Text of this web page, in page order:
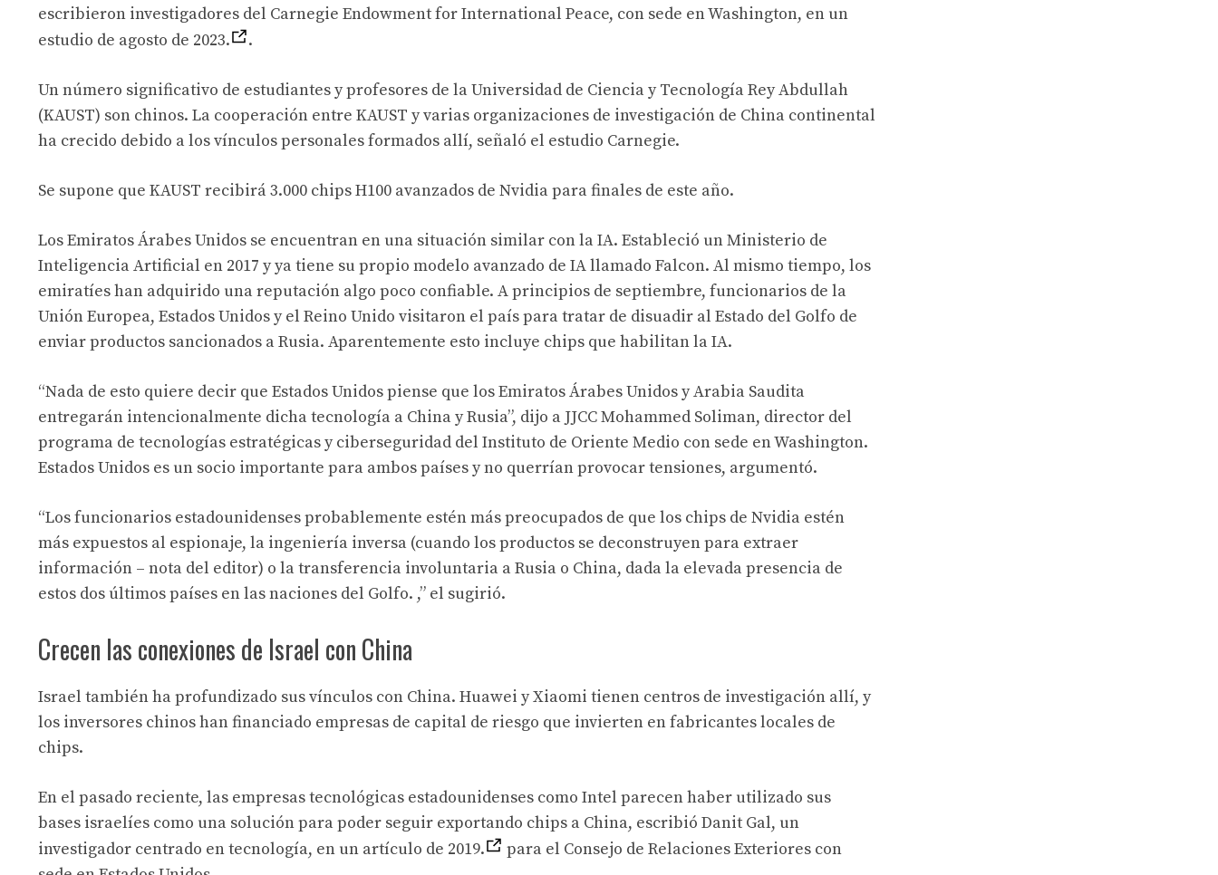
escribieron investigadores del Carnegie Endowment for International Peace, con sede en Washington, en un
estudio de agosto de 2023.
.
Un número significativo de estudiantes y profesores de la Universidad de Ciencia y Tecnología Rey Abdullah
(KAUST) son chinos. La cooperación entre KAUST y varias organizaciones de investigación de China continental
ha crecido debido a los vínculos personales formados allí, señaló el estudio Carnegie.
Se supone que KAUST recibirá 3.000 chips H100 avanzados de Nvidia para finales de este año.
Los Emiratos Árabes Unidos se encuentran en una situación similar con la IA. Estableció un Ministerio de
Inteligencia Artificial en 2017 y ya tiene su propio modelo avanzado de IA llamado Falcon. Al mismo tiempo, los
emiratíes han adquirido una reputación algo poco confiable. A principios de septiembre, funcionarios de la
Unión Europea, Estados Unidos y el Reino Unido visitaron el país para tratar de disuadir al Estado del Golfo de
enviar productos sancionados a Rusia. Aparentemente esto incluye chips que habilitan la IA.
“Nada de esto quiere decir que Estados Unidos piense que los Emiratos Árabes Unidos y Arabia Saudita
entregarán intencionalmente dicha tecnología a China y Rusia”, dijo a JJCC Mohammed Soliman, director del
programa de tecnologías estratégicas y ciberseguridad del Instituto de Oriente Medio con sede en Washington.
Estados Unidos es un socio importante para ambos países y no querrían provocar tensiones, argumentó.
“Los funcionarios estadounidenses probablemente estén más preocupados de que los chips de Nvidia estén
más expuestos al espionaje, la ingeniería inversa (cuando los productos se deconstruyen para extraer
información – nota del editor) o la transferencia involuntaria a Rusia o China, dada la elevada presencia de
estos dos últimos países en las naciones del Golfo. ,” el sugirió.
Crecen las conexiones de Israel con China
Israel también ha profundizado sus vínculos con China. Huawei y Xiaomi tienen centros de investigación allí, y
los inversores chinos han financiado empresas de capital de riesgo que invierten en fabricantes locales de
chips.
En el pasado reciente, las empresas tecnológicas estadounidenses como Intel parecen haber utilizado sus
bases israelíes como una solución para poder seguir exportando chips a China, escribió Danit Gal, un
investigador centrado en tecnología, en un artículo de 2019.
para el Consejo de Relaciones Exteriores con